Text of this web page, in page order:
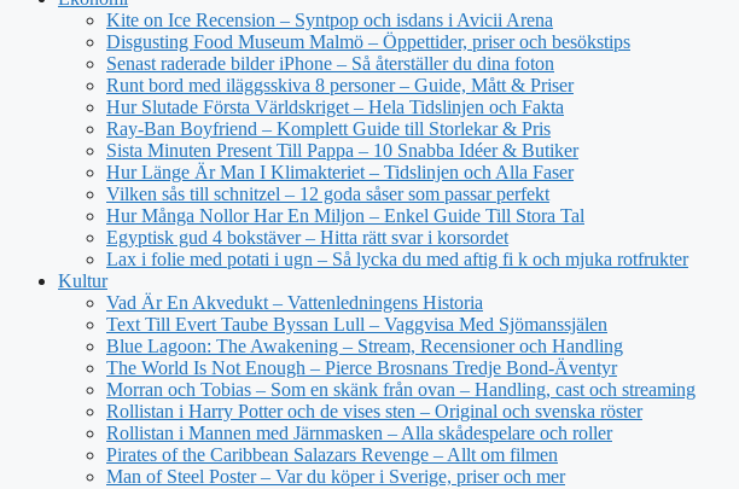
Kite on Ice Recension – Syntpop och isdans i Avicii Arena
Disgusting Food Museum Malmö – Öppettider, priser och besökstips
Senast raderade bilder iPhone – Så återställer du dina foton
Runt bord med iläggsskiva 8 personer – Guide, Mått & Priser
Hur Slutade Första Världskriget – Hela Tidslinjen och Fakta
Ray-Ban Boyfriend – Komplett Guide till Storlekar & Pris
Sista Minuten Present Till Pappa – 10 Snabba Idéer & Butiker
Hur Länge Är Man I Klimakteriet – Tidslinjen och Alla Faser
Vilken sås till schnitzel – 12 goda såser som passar perfekt
Hur Många Nollor Har En Miljon – Enkel Guide Till Stora Tal
Egyptisk gud 4 bokstäver – Hitta rätt svar i korsordet
Lax i folie med potati i ugn – Så lycka du med aftig fi k och mjuka rotfrukter
Kultur
Vad Är En Akvedukt – Vattenledningens Historia
Text Till Evert Taube Byssan Lull – Vaggvisa Med Sjömanssjälen
Blue Lagoon: The Awakening – Stream, Recensioner och Handling
The World Is Not Enough – Pierce Brosnans Tredje Bond-Äventyr
Morran och Tobias – Som en skänk från ovan – Handling, cast och streaming
Rollistan i Harry Potter och de vises sten – Original och svenska röster
Rollistan i Mannen med Järnmasken – Alla skådespelare och roller
Pirates of the Caribbean Salazars Revenge – Allt om filmen
Man of Steel Poster – Var du köper i Sverige, priser och mer